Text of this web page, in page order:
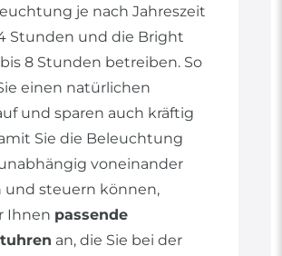
je nach Jahreszeit
Stunden und die Bright
8 Stunden betreiben. So
einen natürlichen
und sparen auch kräftig
Sie die Beleuchtung
voneinander
und steuern können,
Ihnen passende
an, die Sie bei der